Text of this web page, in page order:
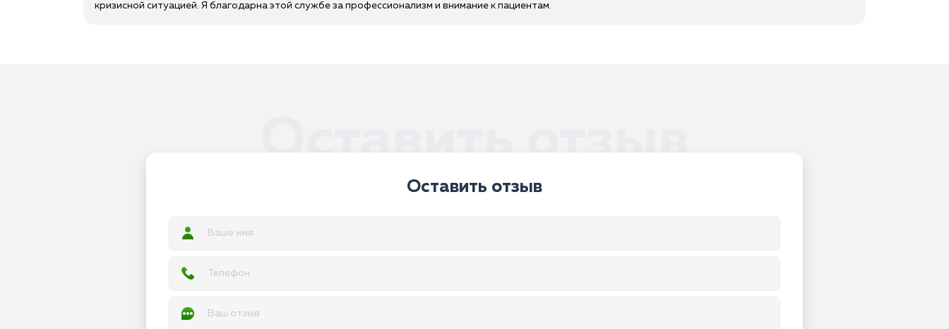
кризисной ситуацией. Я благодарна этой службе за профессионализм и внимание к пациентам.
Оставить отзыв
Оставить отзыв